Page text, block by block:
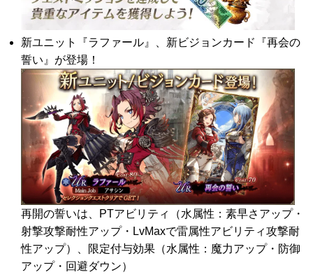
新ユニット『ラファール』、新ビジョンカード『再会の
誓い』が登場！
再開の誓いは、PTアビリティ（水属性：素早さアップ・
射撃攻撃耐性アップ・LvMaxで雷属性アビリティ攻撃耐
性アップ）、限定付与効果（水属性：魔力アップ・防御
アップ・回避ダウン）